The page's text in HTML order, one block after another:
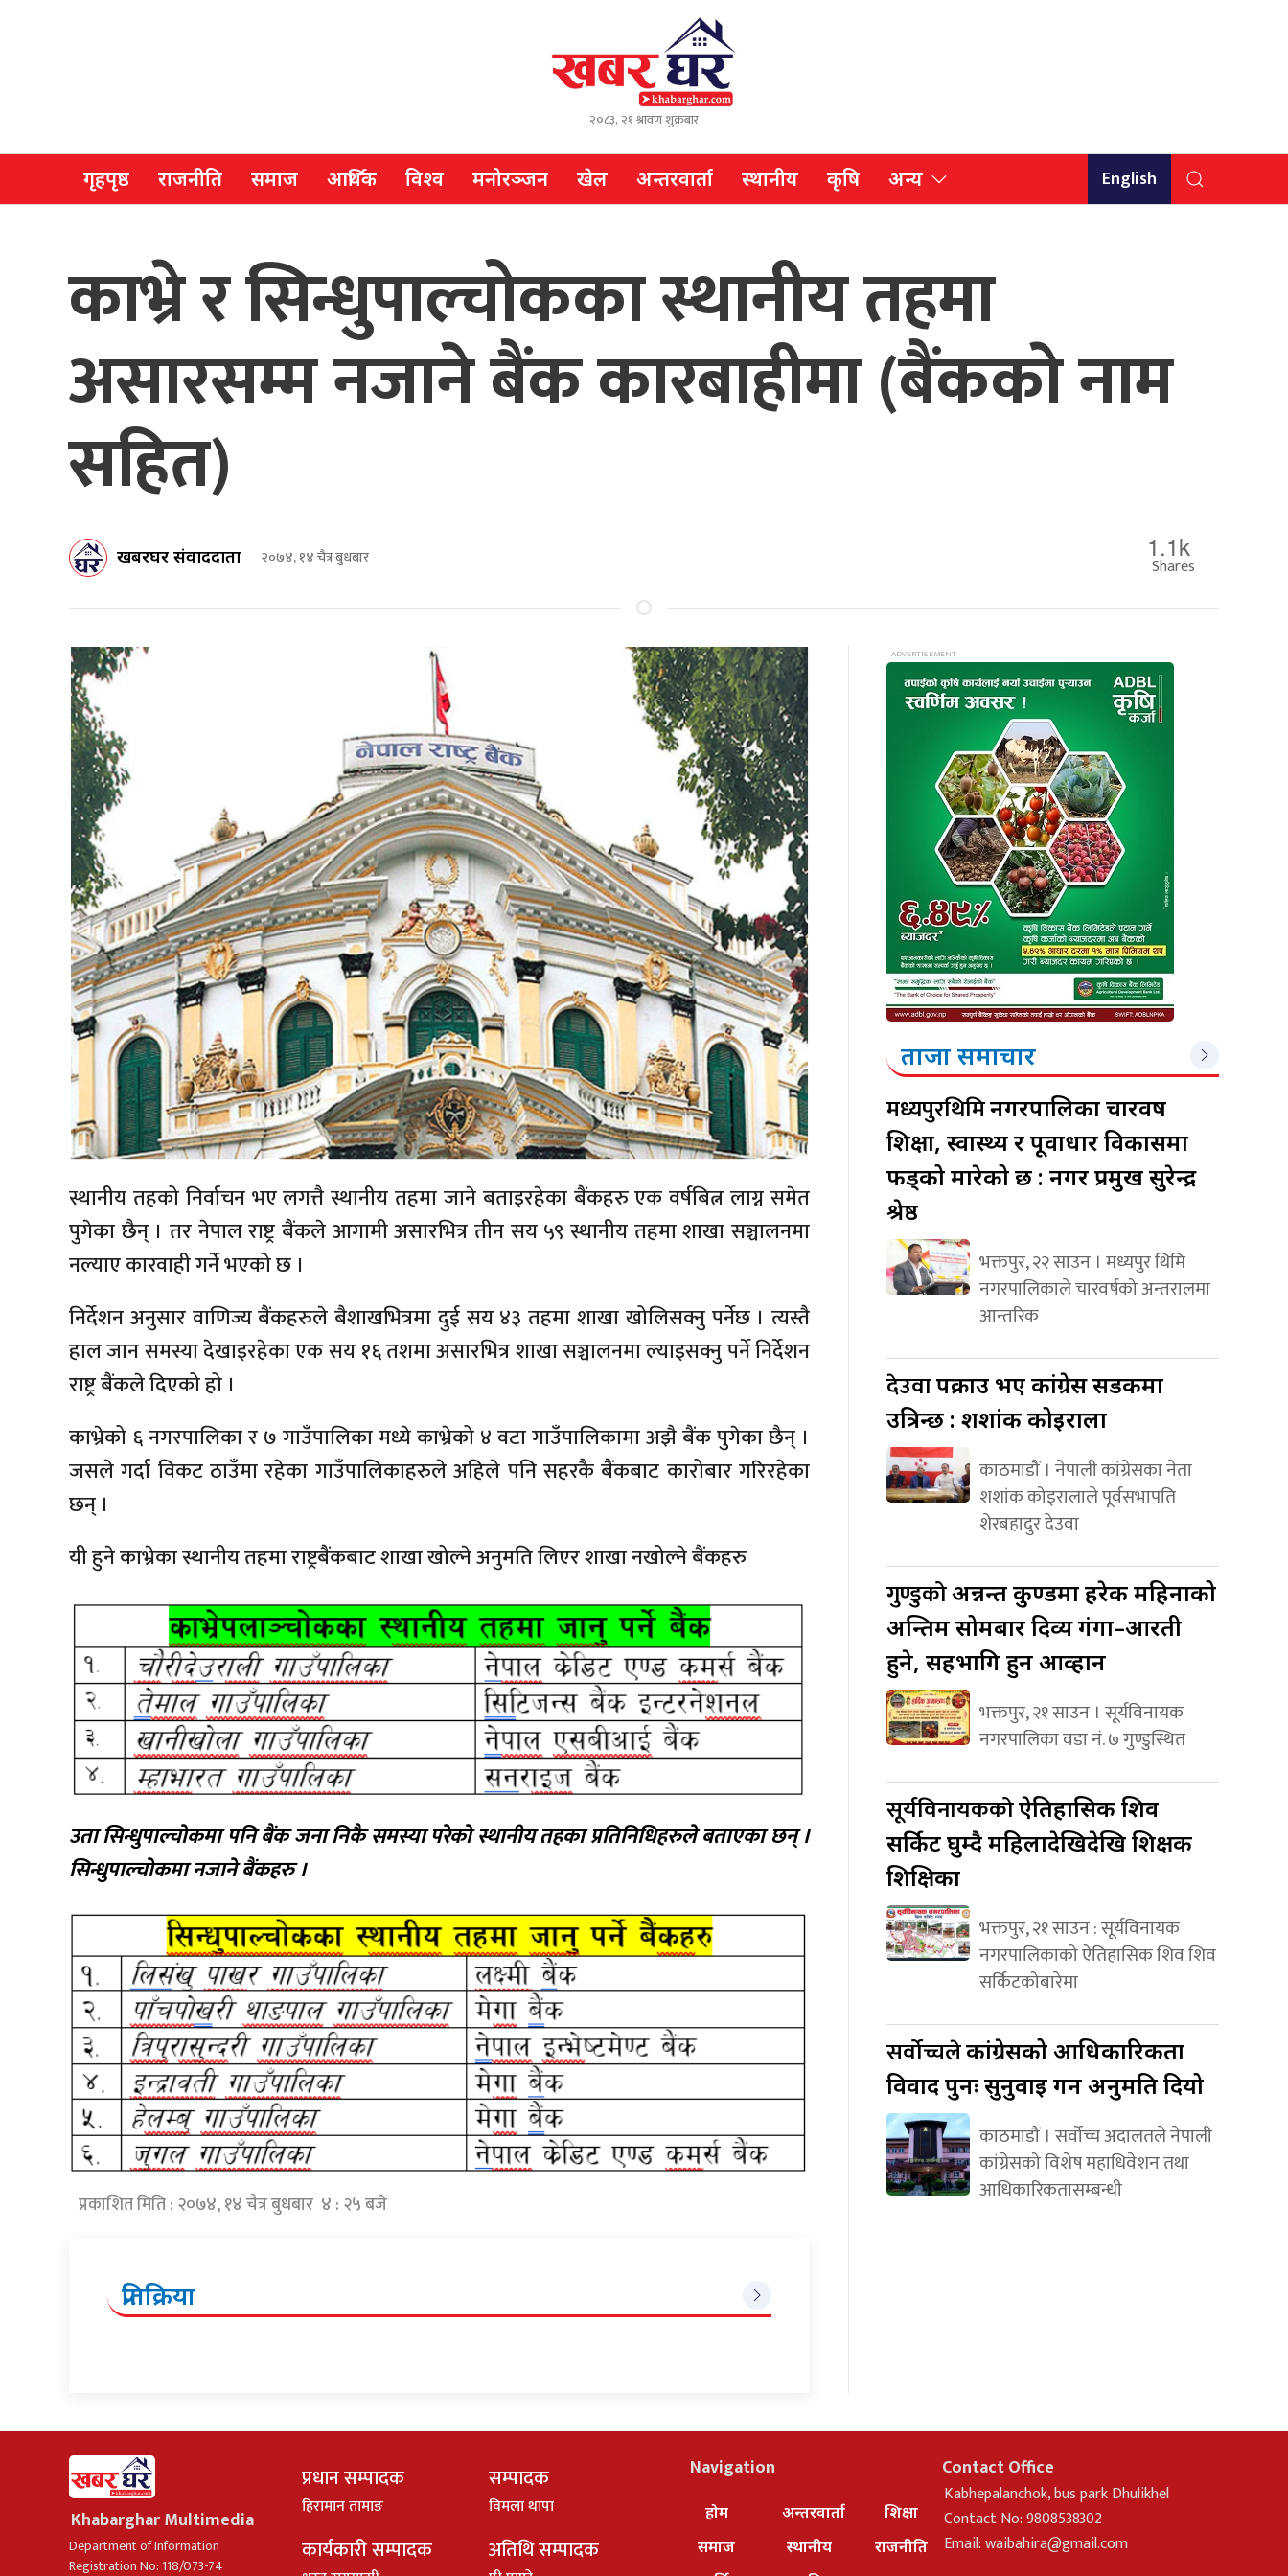
२०८३, २१ श्रावण शुक्रबार
गृहपृष्ठ राजनीति समाज आर्थिक विश्व मनोरञ्जन खेल अन्तरवार्ता स्थानीय कृषि अन्य English
काभ्रे र सिन्धुपाल्चोकका स्थानीय तहमा
असारसम्म नजाने बैंक कारबाहीमा (बैंककाे नाम
सहित)
खबरघर संवाददाता २०७४, १४ चैत्र बुधबार 1.1k
Shares
स्थानीय तहको निर्वाचन भए लगत्तै स्थानीय तहमा जाने बताइरहेका बैंकहरु एक वर्षबित्न लाग्न समेत
पुगेका छैन् । तर नेपाल राष्ट्र बैंकले आगामी असारभित्र तीन सय ५९ स्थानीय तहमा शाखा सञ्चालनमा
नल्याए कारवाही गर्ने भएको छ ।
निर्देशन अनुसार वाणिज्य बैंकहरुले बैशाखभित्रमा दुई सय ४३ तहमा शाखा खोलिसक्नु पर्नेछ । त्यस्तै
हाल जान समस्या देखाइरहेका एक सय १६ तशमा असारभित्र शाखा सञ्चालनमा ल्याइसक्नु पर्ने निर्देशन
राष्ट्र बैंकले दिएको हो ।
काभ्रेको ६ नगरपालिका र ७ गाउँपालिका मध्ये काभ्रेको ४ वटा गाउँपालिकामा अझै बैंक पुगेका छैन् ।
जसले गर्दा विकट ठाउँमा रहेका गाउँपालिकाहरुले अहिले पनि सहरकै बैंकबाट कारोबार गरिरहेका
छन् ।
यी हुने काभ्रेका स्थानीय तहमा राष्ट्रबैंकबाट शाखा खोल्ने अनुमति लिएर शाखा नखोल्ने बैंकहरु
उता सिन्धुपाल्चोकमा पनि बैंक जना निकै समस्या परेको स्थानीय तहका प्रतिनिधिहरुले बताएका छन् ।
सिन्धुपाल्चोकमा नजाने बैंकहरु ।
प्रकाशित मिति : २०७४, १४ चैत्र बुधबार ४ : २५ बजे
प्रतिक्रिया
ताजा समाचार
मध्यपुरथिमिनगरपालिका चारवर्ष
शिक्षा, स्वास्थ्य र पूर्वाधार विकासमा
फड्को मारेको छ : नगर प्रमुख सुरेन्द्र
श्रेष्ठ
भक्तपुर, २२ साउन । मध्यपुर थिमि
नगरपालिकाले चारवर्षको अन्तरालमा
आन्तरिक
देउवापक्राउ भए कांग्रेस सडकमा
उत्रिन्छ : शशांक कोइराला
काठमाडौं । नेपाली कांग्रेसका नेता
शशांक कोइरालाले पूर्वसभापति
शेरबहादुर देउवा
गुण्डुकोअन्नन्त कुण्डमा हरेक महिनाको
अन्तिम सोमबार दिव्य गंगा–आरती
हुने, सहभागि हुन आव्हान
भक्तपुर, २१ साउन । सूर्यविनायक
नगरपालिका वडा नं. ७ गुण्डुस्थित
सूर्यविनायककोऐतिहासिक शिव
सर्किट घुम्दै महिलादेखिदेखि शिक्षक
शिक्षिका
भक्तपुर, २१ साउन : सूर्यविनायक
नगरपालिकाको ऐतिहासिक शिव शिव
सर्किटकोबारेमा
सर्वोच्चलेकांग्रेसको आधिकारिकता
विवाद पुनः सुनुवाइ गर्न अनुमति दियो
काठमाडौं । सर्वोच्च अदालतले नेपाली
कांग्रेसको विशेष महाधिवेशन तथा
आधिकारिकतासम्बन्धी
Khabarghar Multimedia
Department of Information
Registration No: 118/073-74
प्रधान सम्पादक
हिरामान तामाङ
सम्पादक
विमला थापा
कार्यकारी सम्पादक अतिथि सम्पादक
Navigation
होम
समाज
अन्तरवार्ता
स्थानीय
शिक्षा
राजनीति
Contact Office
Kabhepalanchok, bus park Dhulikhel
Contact No: 9808538302
Email:waibahira@gmail.com